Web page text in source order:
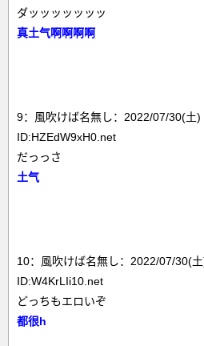
ダッッッッッッッ
真土气啊啊啊啊
9：風吹けば名無し：2022/07/30(土
ID:HZEdW9xH0.net
だっっさ
土气
10：風吹けば名無し：2022/07/30(
ID:W4KrLIi10.net
どっちもエロいぞ
都很h